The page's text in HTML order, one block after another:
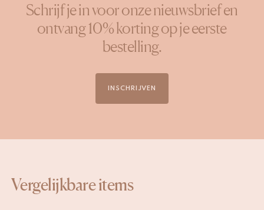
Schrijf je in voor onze nieuwsbrief en
ontvang 10% korting op je eerste
bestelling.
INSCHRIJVEN
Vergelijkbare items